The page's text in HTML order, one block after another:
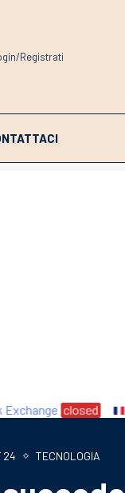
Registrati
closed
24 TECNOLOGIA